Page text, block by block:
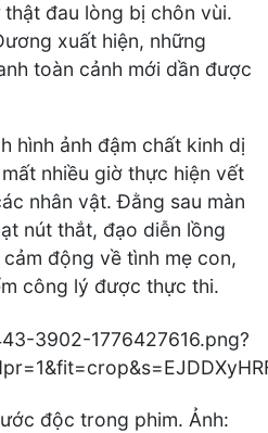
đau lòng bị chôn vùi.
xuất hiện, những
toàn cảnh mới dần được
hình ảnh đậm chất kinh dị
nhiều giờ thực hiện vết
nhân vật. Đằng sau màn
nút thắt, đạo diễn lồng
động về tình mẹ con,
công lý được thực thi.
độc trong phim. Ảnh: